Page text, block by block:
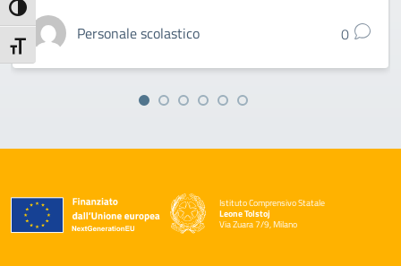
Attiva/disattiva alto contrasto
Attiva/disattiva dimensione testo
Personale scolastico 0
Istituto Comprensivo Statale
Leone Tolstoj
Via Zuara 7/9, Milano
— Visita la pagina iniziale della scuola